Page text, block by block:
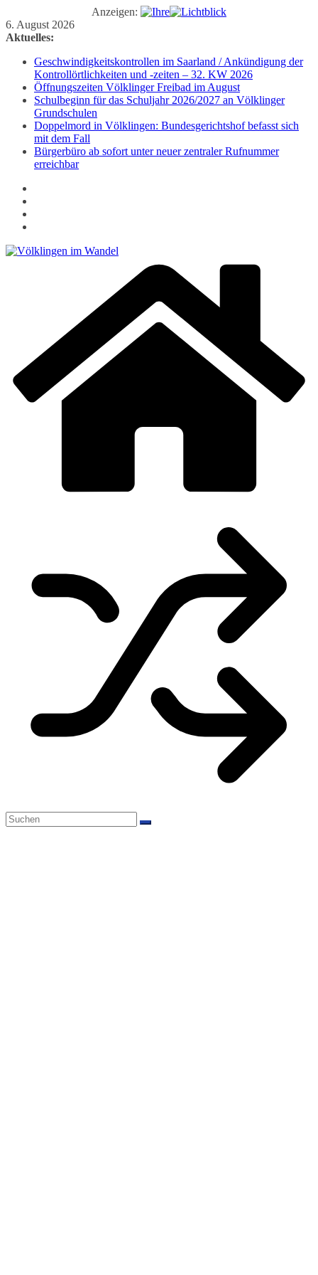
Anzeigen:
Zum
Inhalt
6. August 2026
Aktuelles:
Geschwindigkeitskontrollen im Saarland / Ankündigung der
Kontrollörtlichkeiten und -zeiten – 32. KW 2026
Öffnungszeiten Völklinger Freibad im August
Schulbeginn für das Schuljahr 2026/2027 an Völklinger
Grundschulen
Doppelmord in Völklingen: Bundesgerichtshof befasst sich
mit dem Fall
Bürgerbüro ab sofort unter neuer zentraler Rufnummer
erreichbar